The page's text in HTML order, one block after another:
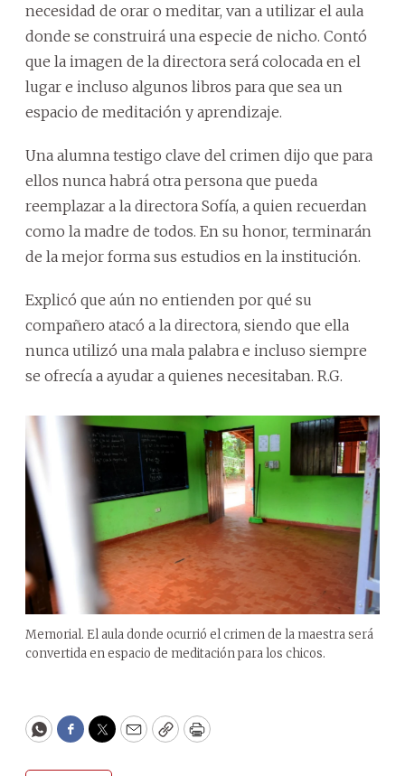
necesidad de orar o meditar, van a utilizar el aula
donde se construirá una especie de nicho. Contó
que la imagen de la directora será colocada en el
lugar e incluso algunos libros para que sea un
espacio de meditación y aprendizaje.
Una alumna testigo clave del crimen dijo que para
ellos nunca habrá otra persona que pueda
reemplazar a la directora Sofía, a quien recuerdan
como la madre de todos. En su honor, terminarán
de la mejor forma sus estudios en la institución.
Explicó que aún no entienden por qué su
compañero atacó a la directora, siendo que ella
nunca utilizó una mala palabra e incluso siempre
se ofrecía a ayudar a quienes necesitaban. R.G.
Memorial. El aula donde ocurrió el crimen de la maestra será
convertida en espacio de meditación para los chicos.
WhatsApp
Facebook
Twitter
EmailCopyPrint